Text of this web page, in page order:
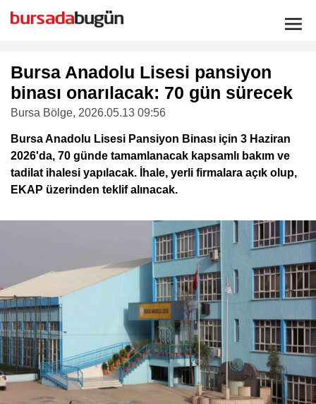
Bursa Anadolu Lisesi pansiyon
binası onarılacak: 70 gün sürecek
Bursa Bölge, 2026.05.13 09:56
Bursa Anadolu Lisesi Pansiyon Binası için 3 Haziran
2026'da, 70 günde tamamlanacak kapsamlı bakım ve
tadilat ihalesi yapılacak. İhale, yerli firmalara açık olup,
EKAP üzerinden teklif alınacak.